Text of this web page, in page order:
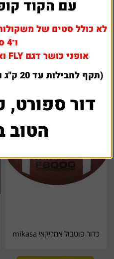
כדור פוטבול אמריקאי מגומי
כדור פוטבול אמריקאי mikasa
עם הקוד
ו־4 ס"מ,
אופני כושר דגם FLY ואופני כושר דגם TOP.
(תקף לחבילות עד 20 ק"ג ובגודל של 60/60/30 ס"מ)
דור ספורט,
הטוב